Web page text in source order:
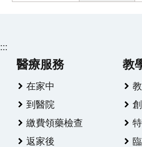
:::
醫療服務
在家中
到醫院
繳費領藥檢查
返家後
教